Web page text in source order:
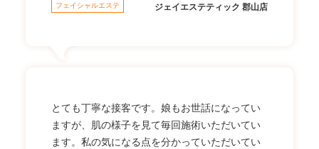
フェイシャルエステ ジェイエステティック 郡山店
とても丁寧な接客です。娘もお世話になってい
ますが、肌の様子を見て毎回施術いただいてい
ます。私の気になる点を分かっていただいてい